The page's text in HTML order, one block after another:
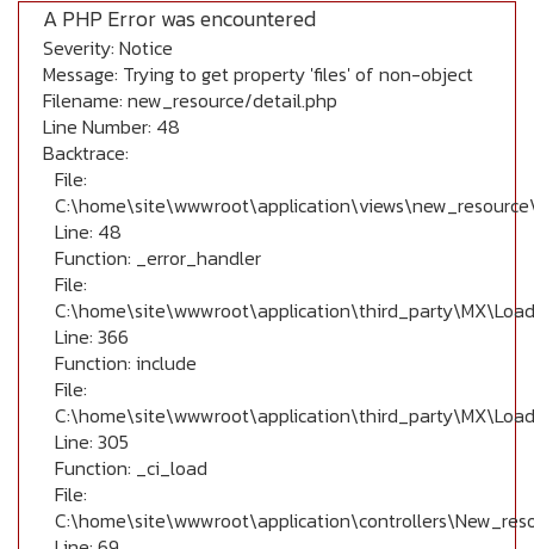
A PHP Error was encountered
Severity: Notice
Message: Trying to get property 'files' of non-object
Filename: new_resource/detail.php
Line Number: 48
Backtrace:
File:
Line: 48
Function: _error_handler
File:
Line: 366
Function: include
File:
Line: 305
Function: _ci_load
File: